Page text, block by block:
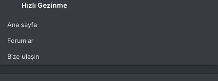
Hızlı Gezinme
Ana sayfa
Forumlar
Bize ulaşın